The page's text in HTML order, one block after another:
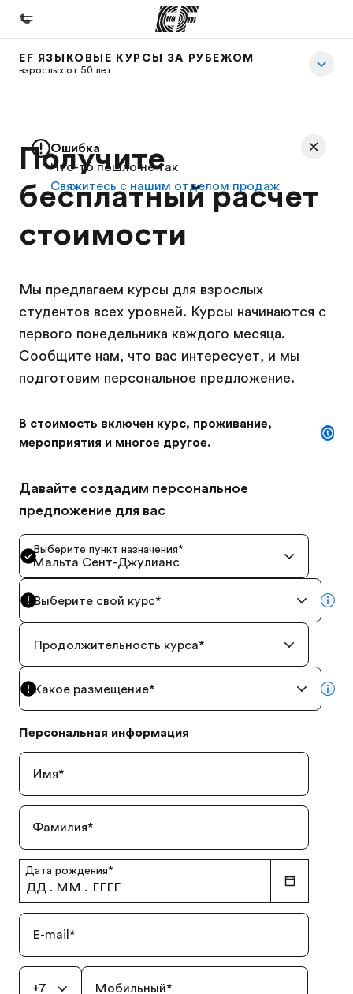
Главная
Все курсы и программы EF
Офисы
О нас
Присоединиться к нашей команде
EF ЯЗЫКОВЫЕ КУРСЫ ЗА РУБЕЖОМ
взрослых от 50 лет
Получите
бесплатный расчет
стоимости
Мы предлагаем курсы для взрослых
студентов всех уровней. Курсы начинаются с
первого понедельника каждого месяца.
Сообщите нам, что вас интересует, и мы
подготовим персональное предложение.
В стоимость включен курс, проживание,
мероприятия и многое другое.
Давайте создадим персональное
предложение для вас
Выберите пункт назначения*
Мальта Сент-Джулианс
Выберите свой курс*
Продолжительность курса*
Какое размещение*
Персональная информация
Имя*
Фамилия*
Дата рождения*
ДД . ММ . ГГГГ
E-mail *
+7 Мобильный*
Ошибка
Что-то пошло не так
Свяжитесь с нашим отделом продаж